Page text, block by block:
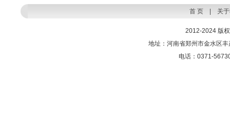
首 页 关
2012-2024 版
地址：河南省郑州市金水区
电话：0371-